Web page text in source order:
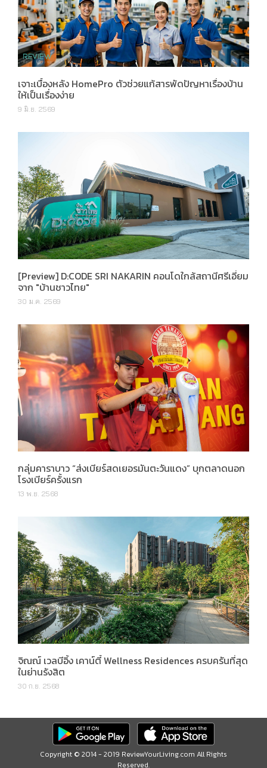
เจาะเบื้องหลัง HomePro ตัวช่วยแก้สารพัดปัญหาเรื่องบ้าน
ให้เป็นเรื่องง่าย
9 มิ.ย. 2569
[Preview] D:CODE SRI NAKARIN คอนโดใกล้สถานีศรีเอี่ยม
จาก "บ้านชาวไทย"
30 ม.ค. 2569
กลุ่มคาราบาว “ส่งเบียร์สดเยอรมันตะวันแดง” บุกตลาดนอก
โรงเบียร์ครั้งแรก
13 พ.ย. 2568
จิณณ์ เวลบีอิ้ง เคาน์ตี้ Wellness Residences ครบครันที่สุด
ในย่านรังสิต
30 ก.ย. 2568
Copyright © 2014 - 2019 ReviewYourLiving.com All Rights
Reserved.